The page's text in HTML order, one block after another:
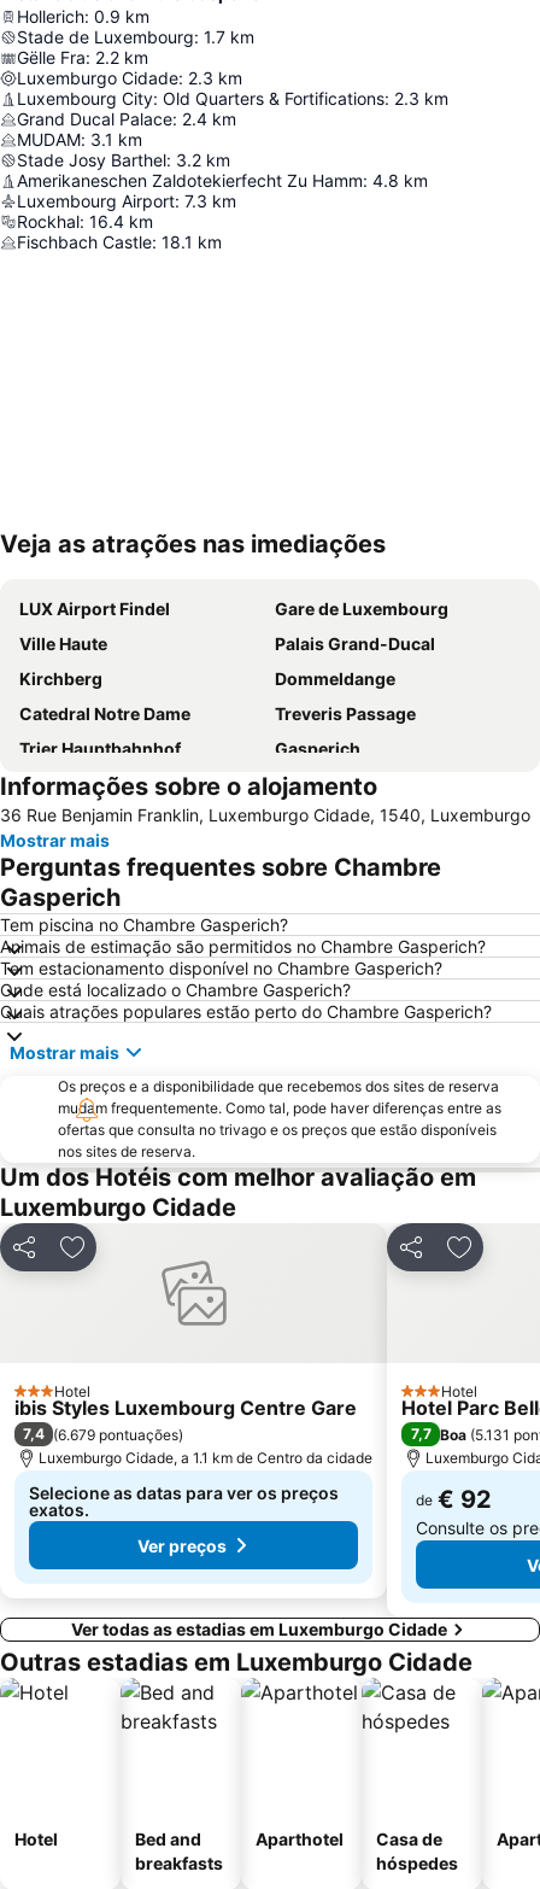
Hollerich: 0.9 km
Stade de Luxembourg: 1.7 km
Gëlle Fra: 2.2 km
Luxemburgo Cidade: 2.3 km
Luxembourg City: Old Quarters & Fortifications: 2.3 km
Grand Ducal Palace: 2.4 km
MUDAM: 3.1 km
Stade Josy Barthel: 3.2 km
Amerikaneschen Zaldotekierfecht Zu Hamm: 4.8 km
Luxembourg Airport: 7.3 km
Rockhal: 16.4 km
Fischbach Castle: 18.1 km
Ampliar mapa
Veja as atrações nas imediações
LUX Airport Findel
Gare de Luxembourg
Ville Haute
Palais Grand-Ducal
Kirchberg
Dommeldange
Catedral Notre Dame
Treveris Passage
Trier Hauptbahnhof
Gasperich
Beggen
Mariahof
Filsch
Prefeitura de Luxemburgo
Statue équestre Guillaume II
Neudorf-Weimershof
Luxexpo Exhibition and Congress Center
Hollerich
Cité Judiciaire
Rockhal
Bahnhof Wasserbillig
Bonnevoie-Nord-Verlorenkost
Belair
Merl
Clausen
Octave
Rollingergrund-North Belair
Trierer Dom
Tarforst
Informações sobre o alojamento
36 Rue Benjamin Franklin, Luxemburgo Cidade, 1540, Luxemburgo
Mostrar mais
Perguntas frequentes sobre Chambre
Gasperich
Tem piscina no Chambre Gasperich?
Animais de estimação são permitidos no Chambre Gasperich?
Tem estacionamento disponível no Chambre Gasperich?
Onde está localizado o Chambre Gasperich?
Quais atrações populares estão perto do Chambre Gasperich?
Mostrar mais
Os preços e a disponibilidade que recebemos dos sites de reserva
mudam frequentemente. Como tal, pode haver diferenças entre as
ofertas que consulta no trivago e os preços que estão disponíveis
nos sites de reserva.
Um dos Hotéis com melhor avaliação em
Luxemburgo Cidade
PartilharAdicionar aos favoritos
3 Estrelas
Hotel
ibis Styles Luxembourg Centre Gare
7,4 (6.679 pontuações)
Luxemburgo Cidade, a 1.1 km de Centro da cidade
Selecione as datas para ver os preços
exatos.
Ver preços
Partilhar
3 Estrelas
Hotel
Hotel Parc
7,7 Boa (5.131
Luxemburgo
de € 92
Consulte os
Ver todas as estadias em Luxemburgo Cidade
Outras estadias em Luxemburgo Cidade
Hotel
Bed and
breakfasts
Aparthotel
Casa de
hóspedes